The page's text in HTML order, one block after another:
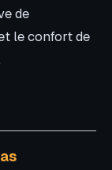
de
le confort de